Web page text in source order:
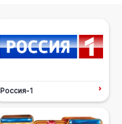
Россия-1